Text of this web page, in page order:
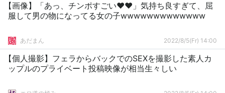
【画像】「あっ、チンポすごい❤︎❤︎」気持ち良すぎて、屈
服して男の物になってる女の子wwwwwwwwwwwww
あだまん 2022/8/5(Fr) 14:00
【個人撮影】フェラからバックでのSEXを撮影した素人カ
ップルのプライベート投稿映像が相当生々しい